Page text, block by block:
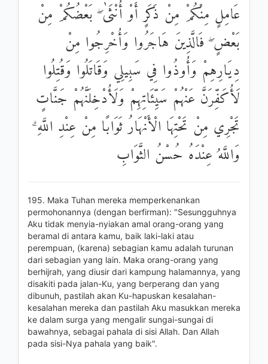
عَامِلٍ مِنْكُمْ مِنْ ذَكَرٍ أَوْ أُنْثَىٰ ۖ بَعْضُكُمْ مِنْ
بَعْضٍ ۖ فَالَّذِينَ هَاجَرُوا وَأُخْرِجُوا مِنْ
دِيَارِهِمْ وَأُوذُوا فِي سَبِيلِي وَقَاتَلُوا وَقُتِلُوا
لَأُكَفِّرَنَّ عَنْهُمْ سَيِّئَاتِهِمْ وَلَأُدْخِلَنَّهُمْ جَنَّاتٍ
تَجْرِي مِنْ تَحْتِهَا الْأَنْهَارُ ثَوَابًا مِنْ عِنْدِ اللَّهِ ۗ
وَاللَّهُ عِنْدَهُ حُسْنُ الثَّوَابِ
195. Maka Tuhan mereka memperkenankan
permohonannya (dengan berfirman): "Sesungguhnya
Aku tidak menyia-nyiakan amal orang-orang yang
beramal di antara kamu, baik laki-laki atau
perempuan, (karena) sebagian kamu adalah turunan
dari sebagian yang lain. Maka orang-orang yang
berhijrah, yang diusir dari kampung halamannya, yang
disakiti pada jalan-Ku, yang berperang dan yang
dibunuh, pastilah akan Ku-hapuskan kesalahan-
kesalahan mereka dan pastilah Aku masukkan mereka
ke dalam surga yang mengalir sungai-sungai di
bawahnya, sebagai pahala di sisi Allah. Dan Allah
pada sisi-Nya pahala yang baik".